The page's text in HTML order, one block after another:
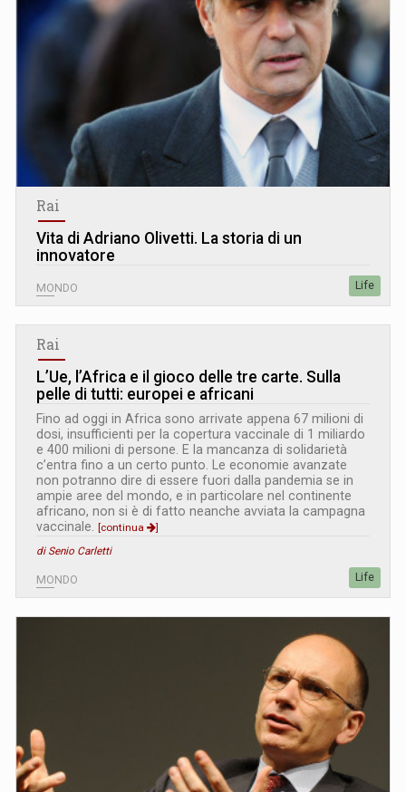
Rai
Vita di Adriano Olivetti. La storia di un
innovatore
MONDO Life
Rai
L’Ue, l’Africa e il gioco delle tre carte. Sulla
pelle di tutti: europei e africani
Fino ad oggi in Africa sono arrivate appena 67 milioni di
dosi, insufficienti per la copertura vaccinale di 1 miliardo
e 400 milioni di persone. E la mancanza di solidarietà
c’entra fino a un certo punto. Le economie avanzate
non potranno dire di essere fuori dalla pandemia se in
ampie aree del mondo, e in particolare nel continente
africano, non si è di fatto neanche avviata la campagna
vaccinale.
[continua
]
di Senio Carletti
MONDO Life